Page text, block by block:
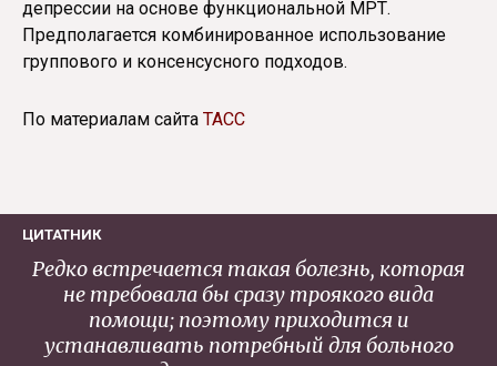
депрессии на основе функциональной МРТ.
Предполагается комбинированное использование
группового и консенсусного подходов.
По материалам сайта ТАСС
ЦИТАТНИК
Редко встречается такая болезнь, которая
не требовала бы сразу троякого вида
помощи; поэтому приходится и
устанавливать потребный для больного